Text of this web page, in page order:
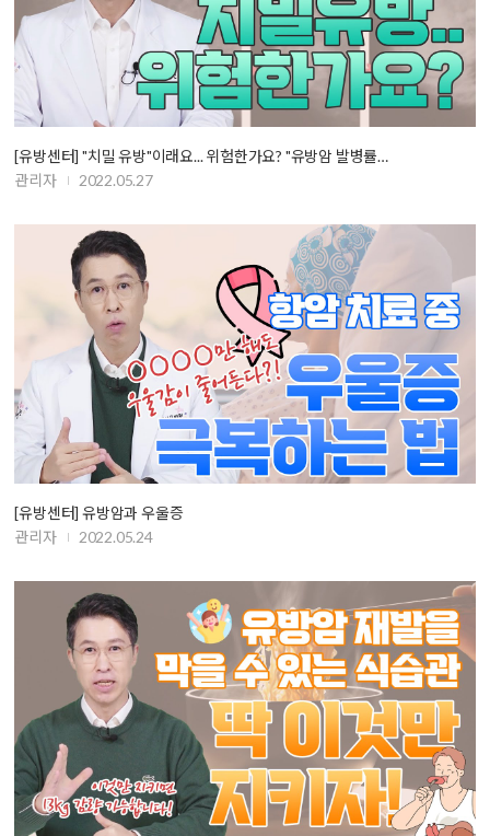
[유방센터] "치밀 유방"이래요... 위험한가요? "유방암 발병률…
관리자
2022.05.27
[유방센터] 유방암과 우울증
관리자
2022.05.24